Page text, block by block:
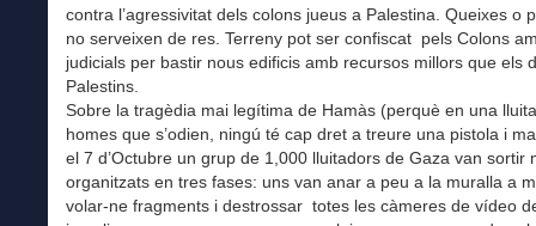
contra l’agressivitat dels colons jueus a Palestina. Queixes o
no serveixen de res. Terreny pot ser confiscat pels Colons
judicials per bastir nous edificis amb recursos millors que els
Palestins.
Sobre la tragèdia mai legítima de Hamàs (perquè en una
homes que s’odien, ningú té cap dret a treure una pistola i
el 7 d’Octubre un grup de 1,000 lluitadors de Gaza van sortir
organitzats en tres fases: uns van anar a peu a la muralla a
volar-ne fragments i destrossar totes les càmeres de vídeo